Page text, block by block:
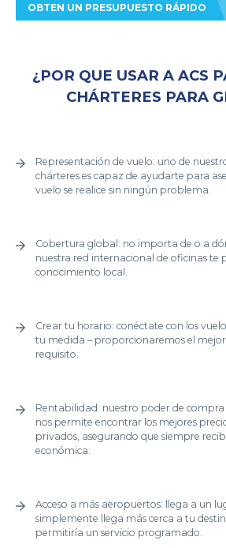
OBTEN UN PRESUPUESTO RÁPIDO
¿POR QUE USAR A ACS
CHÁRTERES PARA
Representación de vuelo: uno de
chárteres es capaz de ayudarte para
vuelo se realice sin ningún problema.
Cobertura global: no importa de o a
nuestra red internacional de oficinas te
conocimiento local.
Crear tu horario: conéctate con los
tu medida – proporcionaremos el
requisito.
Rentabilidad: nuestro poder de
nos permite encontrar los mejores
privados, asegurando que siempre
económica.
Acceso a más aeropuertos: llega a un
simplemente llega más cerca a tu
permitiría un servicio programado.